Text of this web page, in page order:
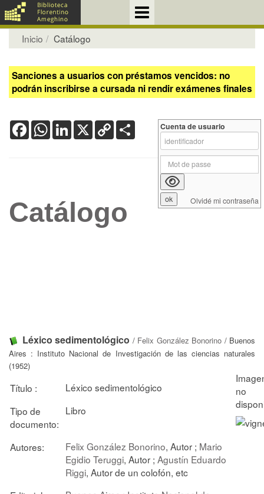
Inicio Catálogo
Sanciones a usuarios con préstamos vencidos: no
podrán inscribirse a cursada ni rendir exámenes finales
FacebookWhatsApp
LinkedIn
X Copy
Link
Catálogo
Léxico sedimentológico / Felix González Bonorino / Buenos
Aires : Instituto Nacional de Investigación de las ciencias naturales
(1952)
Título :
Léxico sedimentológico
Tipo de
documento:
Libro
Autores: Felix González Bonorino, Autor ; Mario
Egidio Teruggi, Autor ; Agustín Eduardo
Riggi, Autor de un colofón, etc
Cuenta de usuario
Olvidé mi contraseña